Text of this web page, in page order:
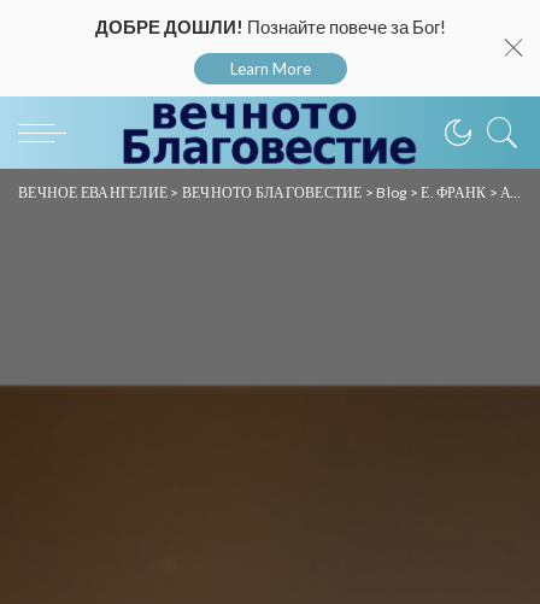
ДОБРЕ ДОШЛИ! Познайте повече за Бог!
Learn More
ВЕЧНОЕ ЕВАНГЕЛИЕ > ВЕЧНОТО БЛАГОВЕСТИЕ > Blog >Е. ФРАНК >Аудио проповеди